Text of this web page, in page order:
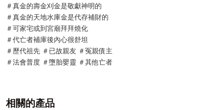
＃真金的壽金刈金是敬獻神明的
＃真金的天地水庫金是代存補財的
＃可家宅或到宮廟拜拜燒化
＃代亡者補庫後內心很舒坦
＃歷代祖先 ＃已故親友 ＃冤親債主
＃法會普度 ＃墮胎嬰靈 ＃其他亡者
相關的產品